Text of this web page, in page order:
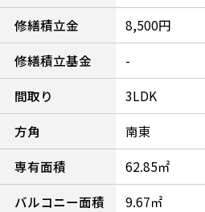
修繕積立金
8,500円
修繕積立基金
-
間取り
3LDK
方角
南東
専有面積
62.85㎡
バルコニー面積
9.67㎡